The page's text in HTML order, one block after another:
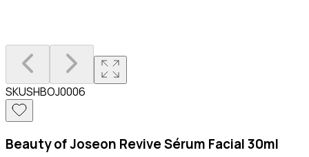
SKUSHBOJ0006
Beauty of Joseon Revive Sérum Facial 30ml